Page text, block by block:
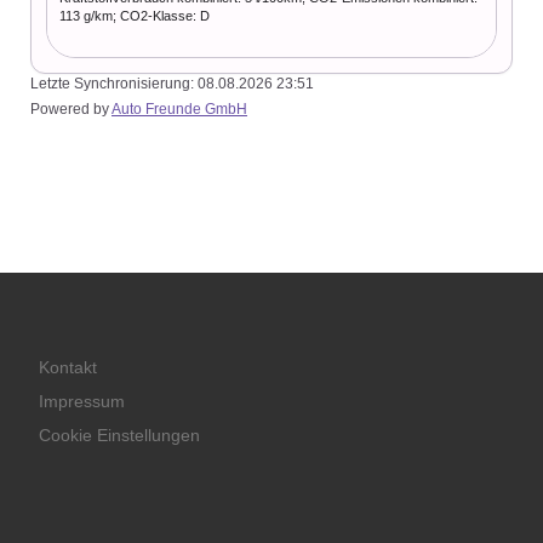
113 g/km; CO2-Klasse: D
Letzte Synchronisierung: 08.08.2026 23:51
Powered byAuto Freunde GmbH
Kontakt
Impressum
Cookie Einstellungen